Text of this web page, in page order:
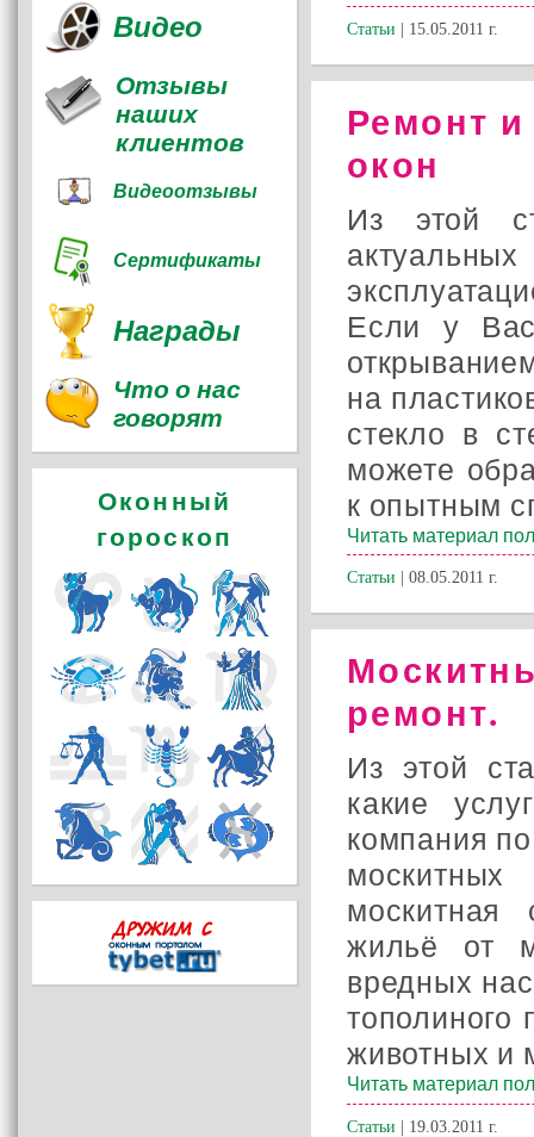
Статьи | 15.05.2011 г.
Ремонт
окон
Из этой
Если у
на
стекло в
можете
к опытным
Читать материал
Статьи | 08.05.2011 г.
ремонт.
Из этой
какие
компания
жильё от
вредных
животных и
Читать материал
Статьи | 19.03.2011 г.
Видео
Отзывы
наших
клиентов
Видеоотзывы
Сертификаты
Награды
Что о нас
говорят
Оконный
гороскоп